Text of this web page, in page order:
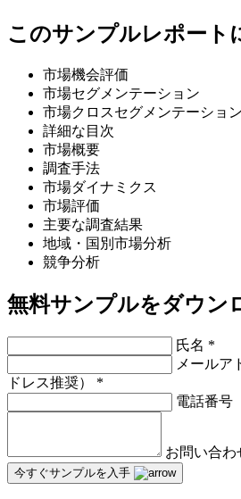
このサンプルレポート
市場機会評価
市場セグメンテーション
市場クロスセグメンテーション
詳細な目次
市場概要
調査手法
市場ダイナミクス
市場評価
主要な調査結果
地域・国別市場分析
競争分析
無料サンプルをダウン
氏名 *
メールア
ドレス推奨） *
電話番号
お問い合わ
今すぐサンプルを入手